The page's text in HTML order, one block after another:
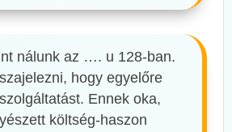
nálunk az …. u 128-ban.
hogy egyelőre
Ennek oka,
költség-haszon